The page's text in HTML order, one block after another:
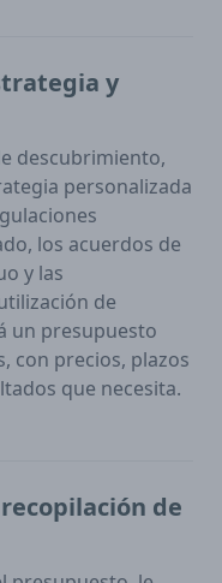
y
descubrimiento,
personalizada
los acuerdos de
y las
de
un presupuesto
con precios, plazos
que necesita.
de